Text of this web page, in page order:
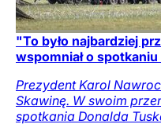
"To było najbardziej
wspomniał o
Prezydent Karol
Skawinę. W swoim
spotkania Donalda